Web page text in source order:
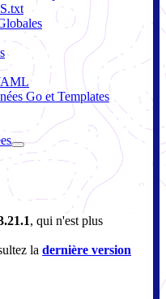
Go et Templates
, qui n'est plus
la dernière version